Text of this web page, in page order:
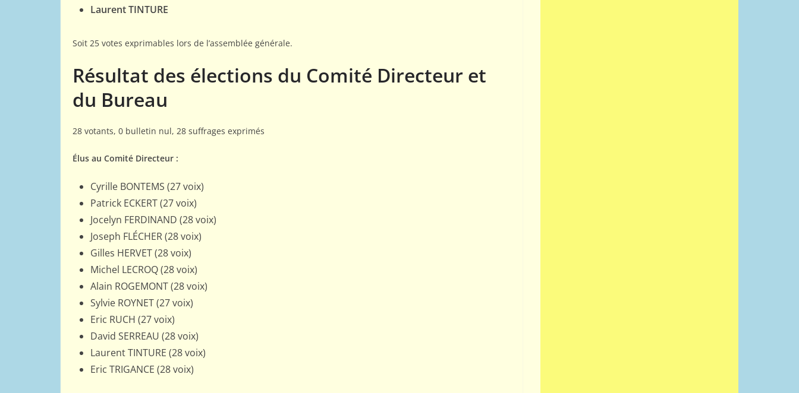
Laurent TINTURE
Soit 25 votes exprimables lors de l’assemblée générale.
Résultat des élections du Comité Directeur et
du Bureau
28 votants, 0 bulletin nul, 28 suffrages exprimés
Élus au Comité Directeur :
Cyrille BONTEMS (27 voix)
Patrick ECKERT (27 voix)
Jocelyn FERDINAND (28 voix)
Joseph FLÉCHER (28 voix)
Gilles HERVET (28 voix)
Michel LECROQ (28 voix)
Alain ROGEMONT (28 voix)
Sylvie ROYNET (27 voix)
Eric RUCH (27 voix)
David SERREAU (28 voix)
Laurent TINTURE (28 voix)
Eric TRIGANCE (28 voix)